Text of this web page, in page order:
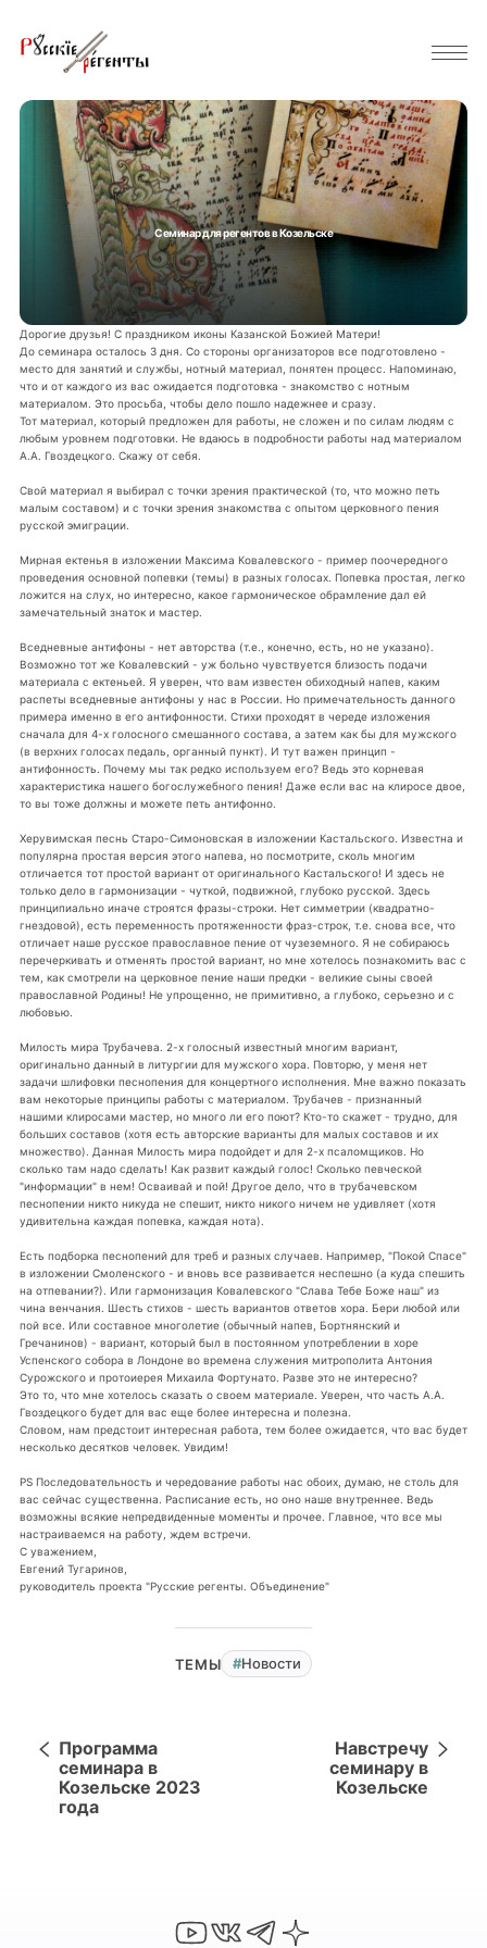
Семинар для регентов в Козельске
Дорогие друзья! С праздником иконы Казанской Божией Матери!
До семинара осталось 3 дня. Со стороны организаторов все подготовлено -
место для занятий и службы, нотный материал, понятен процесс. Напоминаю,
что и от каждого из вас ожидается подготовка - знакомство с нотным
материалом. Это просьба, чтобы дело пошло надежнее и сразу.
Тот материал, который предложен для работы, не сложен и по силам людям с
любым уровнем подготовки. Не вдаюсь в подробности работы над материалом
А.А. Гвоздецкого. Скажу от себя.
Свой материал я выбирал с точки зрения практической (то, что можно петь
малым составом) и с точки зрения знакомства с опытом церковного пения
русской эмиграции.
Мирная ектенья в изложении Максима Ковалевского - пример поочередного
проведения основной попевки (темы) в разных голосах. Попевка простая, легко
ложится на слух, но интересно, какое гармоническое обрамление дал ей
замечательный знаток и мастер.
Вседневные антифоны - нет авторства (т.е., конечно, есть, но не указано).
Возможно тот же Ковалевский - уж больно чувствуется близость подачи
материала с ектеньей. Я уверен, что вам известен обиходный напев, каким
распеты вседневные антифоны у нас в России. Но примечательность данного
примера именно в его антифонности. Стихи проходят в череде изложения
сначала для 4-х голосного смешанного состава, а затем как бы для мужского
(в верхних голосах педаль, органный пункт). И тут важен принцип -
антифонность. Почему мы так редко используем его? Ведь это корневая
характеристика нашего богослужебного пения! Даже если вас на клиросе двое,
то вы тоже должны и можете петь антифонно.
Херувимская песнь Старо-Симоновская в изложении Кастальского. Известна и
популярна простая версия этого напева, но посмотрите, сколь многим
отличается тот простой вариант от оригинального Кастальского! И здесь не
только дело в гармонизации - чуткой, подвижной, глубоко русской. Здесь
принципиально иначе строятся фразы-строки. Нет симметрии (квадратно-
гнездовой), есть переменность протяженности фраз-строк, т.е. снова все, что
отличает наше русское православное пение от чузеземного. Я не собираюсь
перечеркивать и отменять простой вариант, но мне хотелось познакомить вас с
тем, как смотрели на церковное пение наши предки - великие сыны своей
православной Родины! Не упрощенно, не примитивно, а глубоко, серьезно и с
любовью.
Милость мира Трубачева. 2-х голосный известный многим вариант,
оригинально данный в литургии для мужского хора. Повторю, у меня нет
задачи шлифовки песнопения для концертного исполнения. Мне важно показать
вам некоторые принципы работы с материалом. Трубачев - признанный
нашими клиросами мастер, но много ли его поют? Кто-то скажет - трудно, для
больших составов (хотя есть авторские варианты для малых составов и их
множество). Данная Милость мира подойдет и для 2-х псаломщиков. Но
сколько там надо сделать! Как развит каждый голос! Сколько певческой
"информации" в нем! Осваивай и пой! Другое дело, что в трубачевском
песнопении никто никуда не спешит, никто никого ничем не удивляет (хотя
удивительна каждая попевка, каждая нота).
Есть подборка песнопений для треб и разных случаев. Например, "Покой Спасе"
в изложении Смоленского - и вновь все развивается неспешно (а куда спешить
на отпевании?). Или гармонизация Ковалевского "Слава Тебе Боже наш" из
чина венчания. Шесть стихов - шесть вариантов ответов хора. Бери любой или
пой все. Или составное многолетие (обычный напев, Бортнянский и
Гречанинов) - вариант, который был в постоянном употреблении в хоре
Успенского собора в Лондоне во времена служения митрополита Антония
Сурожского и протоиерея Михаила Фортунато. Разве это не интересно?
Это то, что мне хотелось сказать о своем материале. Уверен, что часть А.А.
Гвоздецкого будет для вас еще более интересна и полезна.
Словом, нам предстоит интересная работа, тем более ожидается, что вас будет
несколько десятков человек. Увидим!
PS Последовательность и чередование работы нас обоих, думаю, не столь для
вас сейчас существенна. Расписание есть, но оно наше внутреннее. Ведь
возможны всякие непредвиденные моменты и прочее. Главное, что все мы
настраиваемся на работу, ждем встречи.
С уважением,
Евгений Тугаринов,
руководитель проекта "Русские регенты. Объединение"
ТЕМЫ Новости
Программа
семинара в
Козельске 2023
года
Навстречу
семинару в
Козельске